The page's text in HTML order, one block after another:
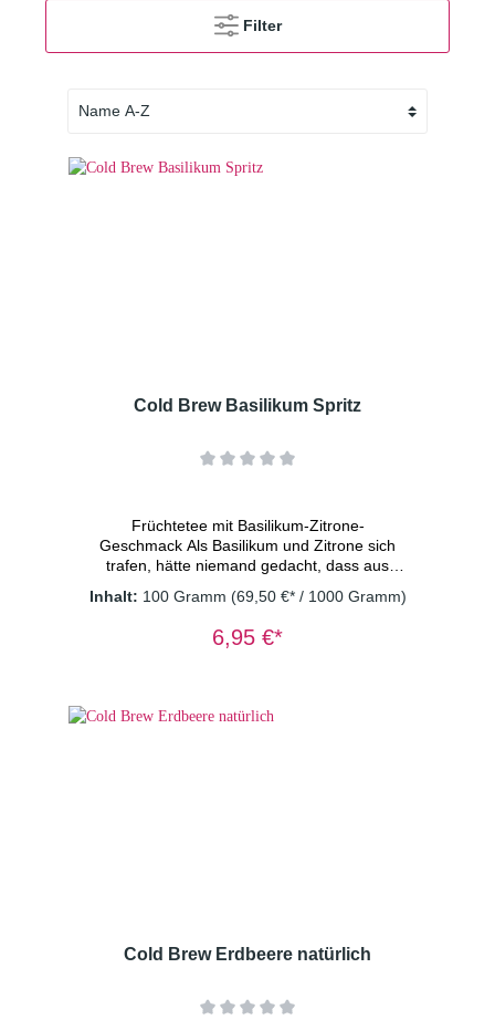
Filter
Cold Brew Basilikum Spritz
Früchtetee mit Basilikum-Zitrone-
Geschmack Als Basilikum und Zitrone sich
trafen, hätte niemand gedacht, dass aus
harmonisches Duo wird. Eine bessere
Würze und Zitronens spritzige Frische. Dieser
Glas. Zutaten: Apfelstücke (Apfel,
Inhalt: 100 Gramm (69,50 €* / 1000 Gramm)
6,95 €*
Cold Brew Erdbeere natürlich